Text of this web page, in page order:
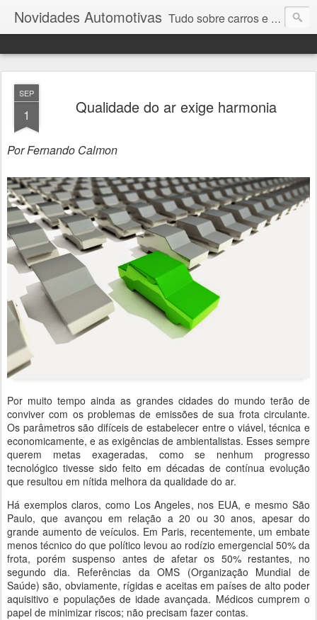
Novidades Automotivas Tudo sobre carros e motores
SEP
1 Qualidade do ar exige harmonia
Por Fernando Calmon
Por muito tempo ainda as grandes cidades do mundo terão de
conviver com os problemas de emissões de sua frota circulante.
Os parâmetros são difíceis de estabelecer entre o viável, técnica e
economicamente, e as exigências de ambientalistas. Esses sempre
querem metas exageradas, como se nenhum progresso
tecnológico tivesse sido feito em décadas de contínua evolução
que resultou em nítida melhora da qualidade do ar.
Há exemplos claros, como Los Angeles, nos EUA, e mesmo São
Paulo, que avançou em relação a 20 ou 30 anos, apesar do
grande aumento de veículos. Em Paris, recentemente, um embate
menos técnico do que político levou ao rodízio emergencial 50% da
frota, porém suspenso antes de afetar os 50% restantes, no
segundo dia. Referências da OMS (Organização Mundial de
Saúde) são, obviamente, rígidas e aceitas em países de alto poder
aquisitivo e populações de idade avançada. Médicos cumprem o
papel de minimizar riscos; não precisam fazer contas.